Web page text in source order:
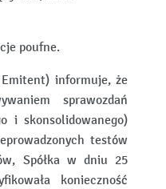
poufne.
Emitent) informuje, że
sprawozdań
i skonsolidowanego)
testów
Spółka w dniu 25
konieczność